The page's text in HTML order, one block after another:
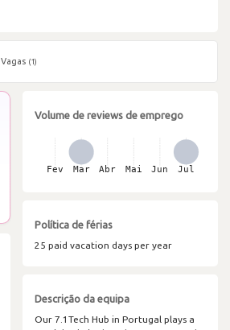
Vagas (1)
Volume de reviews de emprego
Política de férias
25 paid vacation days per year
Descrição da equipa
Our 7.1Tech Hub in Portugal plays a